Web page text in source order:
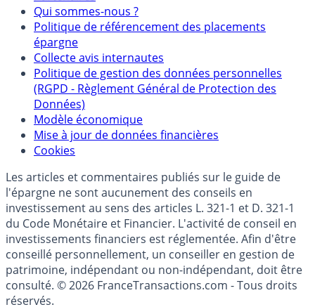
Mentions légales et Conditions d’utilisation
Partenaires
Qui sommes-nous ?
Politique de référencement des placements
épargne
Collecte avis internautes
Politique de gestion des données personnelles
(RGPD - Règlement Général de Protection des
Données)
Modèle économique
Cookies
Les articles et commentaires publiés sur le guide de
l'épargne ne sont aucunement des conseils en
investissement au sens des articles L. 321-1 et D. 321-1
du Code Monétaire et Financier. L'activité de conseil en
investissements financiers est réglementée. Afin d'être
conseillé personnellement, un conseiller en gestion de
patrimoine, indépendant ou non-indépendant, doit être